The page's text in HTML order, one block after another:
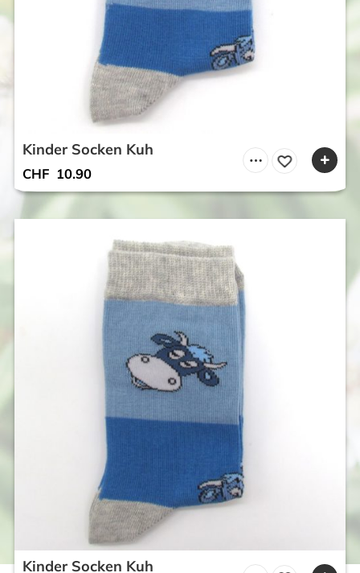
Kinder Socken Kuh
CHF 10.90
Kinder Socken Kuh